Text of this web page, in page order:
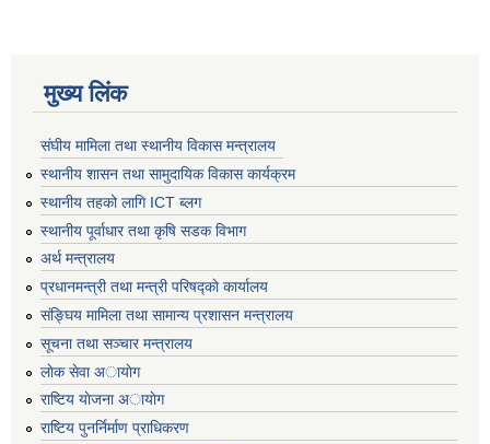
मुख्य लिंक
संघीय मामिला तथा स्थानीय विकास मन्त्रालय
स्थानीय शासन तथा सामुदायिक विकास कार्यक्रम
स्थानीय तहको लागि ICT ब्लग
स्थानीय पूर्वाधार तथा कृषि सडक विभाग
अर्थ मन्त्रालय
प्रधानमन्त्री तथा मन्त्री परिषद्काे कार्यालय
संङ्घिय मामिला तथा सामान्य प्रशासन मन्त्रालय
सूचना तथा सञ्चार मन्त्रालय
लाेक सेवा अायाेग
राष्टिय याेजना अायाेग
राष्टिय पुनर्निर्माण प्राधिकरण